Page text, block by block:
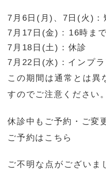
7月6日(月)、7日(火)：
7月17日(金) : 16時まで
7月18日(土) ：休診
7月22日(水)：インプラ
この期間は通常とは異
すのでご注意ください。
休診中もご予約・ご変
ご予約はこちら
ご不明な点がございま